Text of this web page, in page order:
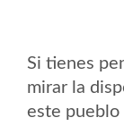
Si tienes
mirar la
este pueblo